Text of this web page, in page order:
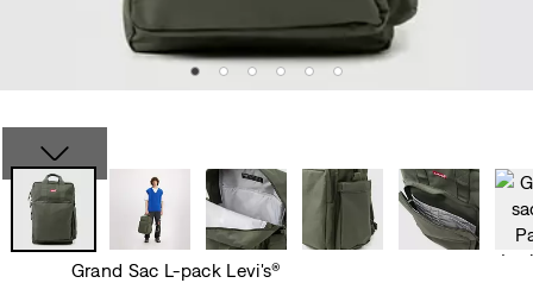
Grand Sac L-pack Levi's®